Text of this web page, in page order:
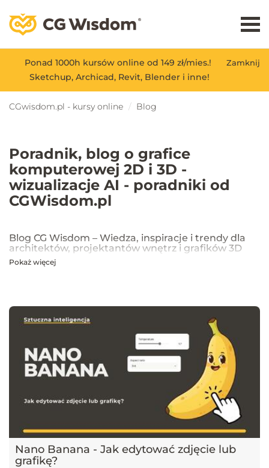
Zamknij
Ponad 1000h kursów online od 149 zł/mies.!
Sketchup, Archicad, Revit, Blender i inne!
CGwisdom.pl - kursy online Blog
Poradnik, blog o grafice
komputerowej 2D i 3D -
wizualizacje AI - poradniki od
CGWisdom.pl
Blog CG Wisdom – Wiedza, inspiracje i trendy dla
architektów, projektantów wnętrz i grafików 3D
Na blogu CG Wisdom znajdziesz praktyczne porady, inspiracje oraz
które pomagają tworzyć profesjonalne i fotorealistyczne wizualizacje.
Dowiesz się również, jak sztuczna inteligencja zmienia pracę
projektantów, jakie są najlepsze praktyki w renderingu oraz jak
optymalizować proces projektowy. Śledź nasz blog, aby pozostać na
bieżąco z technologią i rozwijać swoje umiejętności w projektowaniu
przestrzeni i wizualizacji 3D!
Pokaż więcej
Nano Banana - Jak edytować zdjęcie lub
grafikę?